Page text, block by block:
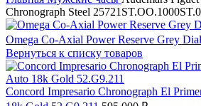
Chronograph Steel
Omega Co-Axial Power Reserve Grey
Вернуться к списку товаров
Concord Impresario Chronograph El